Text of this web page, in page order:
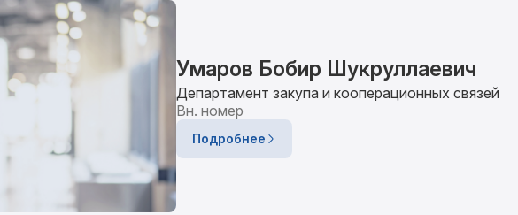
Умаров Бобир Шукруллаевич
Департамент закупа и кооперационных связей
Вн. номер
Подробнее